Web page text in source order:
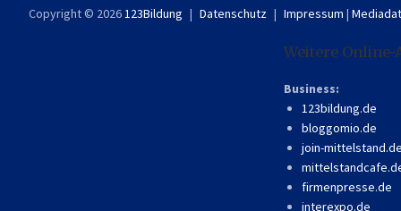
Copyright © 2026123Bildung Datenschutz Impressum |
Weitere Online-
Business:
123bildung.de
bloggomio.de
join-mittelstand.de
firmenpresse.de
interexpo.de